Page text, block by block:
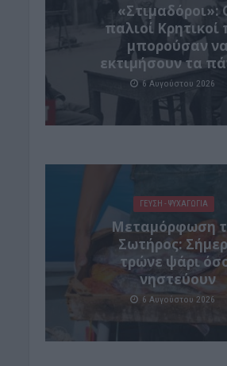
«Στιμαδόροι»:
παλιοί Κρητικοί
μπορούσαν να
εκτιμήσουν τα
6 Αυγούστου 2026
ΓΕΎΣΗ - ΨΥΧΑΓΩΓΊΑ
Μεταμόρφωση
Σωτήρος:
τρώνε ψάρι
νηστεύουν
6 Αυγούστου 2026